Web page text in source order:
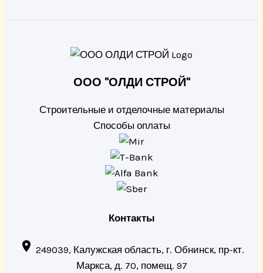
ООО "ОЛДИ СТРОЙ"
Строительные и отделочные материалы
Способы оплаты
Контакты
 249039, Калужская область, г. Обнинск, пр-кт.
Маркса, д. 70, помещ. 97